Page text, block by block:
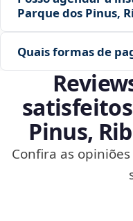
Parque dos Pinus,
Quais formas de
Pinus,
Confira as